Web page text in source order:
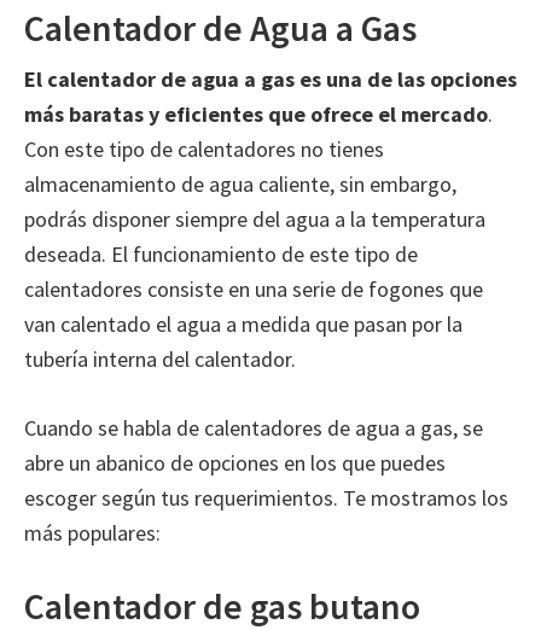
Calentador de Agua a Gas
El calentador de agua a gas es una de las opciones
más baratas y eficientes que ofrece el mercado.
Con este tipo de calentadores no tienes
almacenamiento de agua caliente, sin embargo,
podrás disponer siempre del agua a la temperatura
deseada. El funcionamiento de este tipo de
calentadores consiste en una serie de fogones que
van calentado el agua a medida que pasan por la
tubería interna del calentador.
Cuando se habla de calentadores de agua a gas, se
abre un abanico de opciones en los que puedes
escoger según tus requerimientos. Te mostramos los
más populares:
Calentador de gas butano